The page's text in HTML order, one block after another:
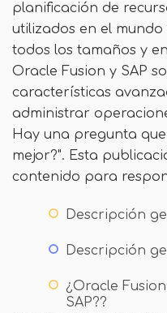
planificación de
utilizados en el
todos los tamaños y
Oracle Fusion y SAP
características
administrar
Hay una pregunta
mejor?". Esta
contenido para
Descripción
Descripción
¿Oracle
SAP??